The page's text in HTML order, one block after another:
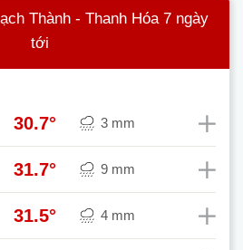
Thành - Thanh Hóa 7 ngày
tới
30.7° 3 mm
31.7° 9 mm
31.5° 4 mm